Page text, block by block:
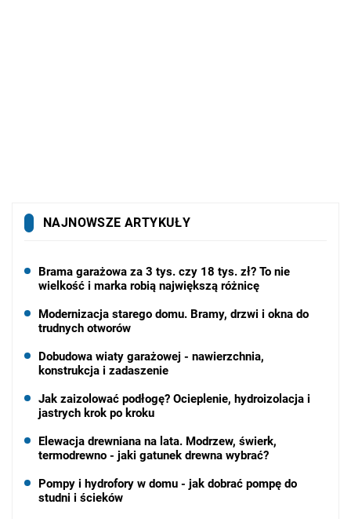
NAJNOWSZE ARTYKUŁY
Brama garażowa za 3 tys. czy 18 tys. zł? To nie
wielkość i marka robią największą różnicę
Modernizacja starego domu. Bramy, drzwi i okna do
trudnych otworów
Dobudowa wiaty garażowej - nawierzchnia,
konstrukcja i zadaszenie
Jak zaizolować podłogę? Ocieplenie, hydroizolacja i
jastrych krok po kroku
Elewacja drewniana na lata. Modrzew, świerk,
termodrewno - jaki gatunek drewna wybrać?
Pompy i hydrofory w domu - jak dobrać pompę do
studni i ścieków